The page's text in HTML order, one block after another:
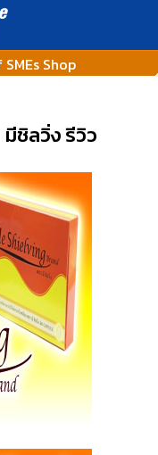
images/
Shop
ชิลวิ่ง รีวิว